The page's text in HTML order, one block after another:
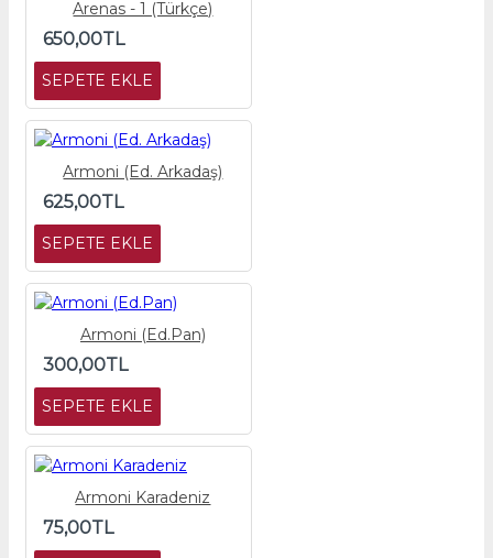
Arenas - 1 (Türkçe)
650,00TL
SEPETE EKLE
Armoni (Ed. Arkadaş)
625,00TL
SEPETE EKLE
Armoni (Ed.Pan)
300,00TL
SEPETE EKLE
Armoni Karadeniz
75,00TL